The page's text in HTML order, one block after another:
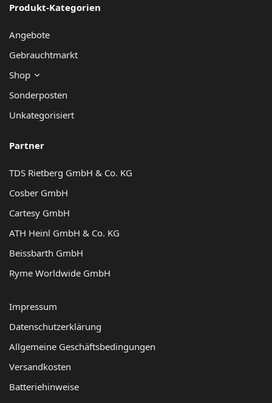
Produkt-Kategorien
Angebote
Gebrauchtmarkt
Shop
Sonderposten
Unkategorisiert
Partner
TDS Rietberg GmbH & Co. KG
Cosber GmbH
Cartesy GmbH
ATH Heinl GmbH & Co. KG
Beissbarth GmbH
Ryme Worldwide GmbH
Impressum
Datenschutzerklärung
Allgemeine Geschäftsbedingungen
Versandkosten
Batteriehinweise